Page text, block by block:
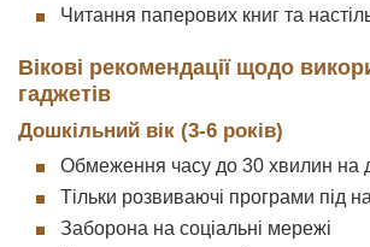
Читання паперових книг та
Вікові рекомендації щодо
гаджетів
Дошкільний вік (3-6 років)
Обмеження часу до 30 хвилин на
Тільки розвиваючі програми під
Заборона на соціальні мережі